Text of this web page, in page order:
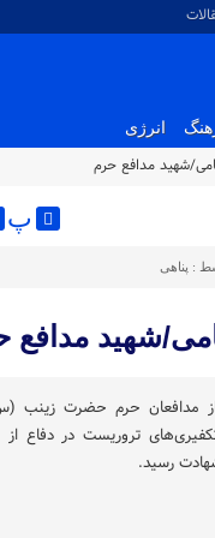
انرژی
شهید مدافع حرم
پ
: پناهی
شهید مدافع
مدافعان حرم حضرت زینب
با تکفیری‌های تروریست در
رسید.